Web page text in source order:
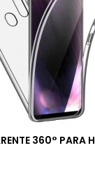
360° PARA